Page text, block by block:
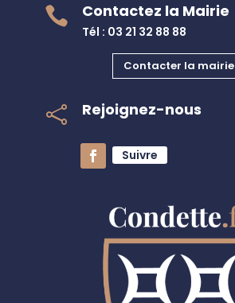
 Contactez la Mairie
Tél : 03 21 32 88 88
Contacter la mairie
 Rejoignez-nous
Suivre